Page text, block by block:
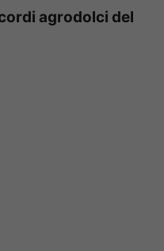
agrodolci del